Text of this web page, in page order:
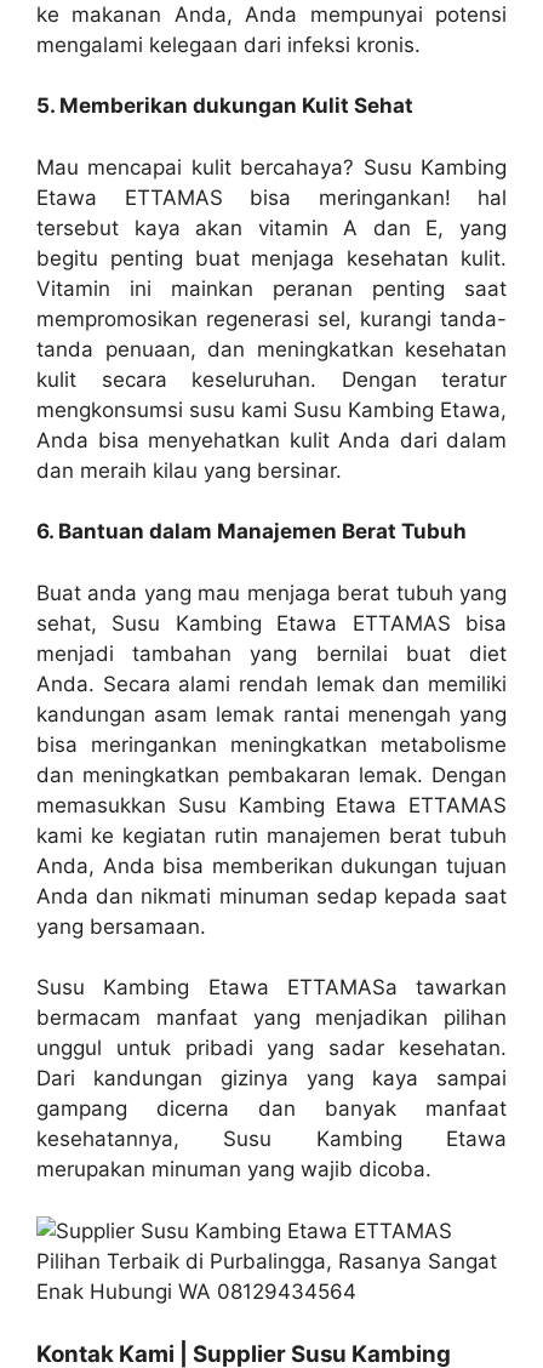
ke makanan Anda, Anda mempunyai potensi
mengalami kelegaan dari infeksi kronis.
5. Memberikan dukungan Kulit Sehat
Mau mencapai kulit bercahaya? Susu Kambing
Etawa ETTAMAS bisa meringankan! hal
tersebut kaya akan vitamin A dan E, yang
begitu penting buat menjaga kesehatan kulit.
Vitamin ini mainkan peranan penting saat
mempromosikan regenerasi sel, kurangi tanda-
tanda penuaan, dan meningkatkan kesehatan
kulit secara keseluruhan. Dengan teratur
mengkonsumsi susu kami Susu Kambing Etawa,
Anda bisa menyehatkan kulit Anda dari dalam
dan meraih kilau yang bersinar.
6. Bantuan dalam Manajemen Berat Tubuh
Buat anda yang mau menjaga berat tubuh yang
sehat, Susu Kambing Etawa ETTAMAS bisa
menjadi tambahan yang bernilai buat diet
Anda. Secara alami rendah lemak dan memiliki
kandungan asam lemak rantai menengah yang
bisa meringankan meningkatkan metabolisme
dan meningkatkan pembakaran lemak. Dengan
memasukkan Susu Kambing Etawa ETTAMAS
kami ke kegiatan rutin manajemen berat tubuh
Anda, Anda bisa memberikan dukungan tujuan
Anda dan nikmati minuman sedap kepada saat
yang bersamaan.
Susu Kambing Etawa ETTAMASa tawarkan
bermacam manfaat yang menjadikan pilihan
unggul untuk pribadi yang sadar kesehatan.
Dari kandungan gizinya yang kaya sampai
gampang dicerna dan banyak manfaat
kesehatannya, Susu Kambing Etawa
merupakan minuman yang wajib dicoba.
Kontak Kami | Supplier Susu Kambing